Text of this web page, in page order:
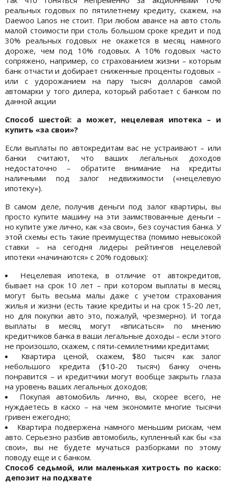
реальных годовых по пятилетнему кредиту, скажем, на
Daewoo Lanos не стоит. При любом авансе на авто столь
малой стоимости при столь большом сроке кредит и под
30% реальных годовых не окажется в месяц намного
дороже, чем под 10% годовых. А 10% годовых часто
сопряжено, например, со страхованием жизни – которым
банк отчасти и добирает сниженные проценты годовых –
или с удорожанием на пару тысяч долларов самой
автомарки у того дилера, который работает с банком по
данной акции
Способ шестой: а может, нецелевая ипотека – и
купить «за свои»?
Если выплаты по автокредитам вас не устраивают – или
банки считают, что ваших легальных доходов
недостаточно – обратите внимание на кредиты
наличными под залог недвижимости («нецелевую
ипотеку»).
В самом деле, получив деньги под залог квартиры, вы
просто купите машину на эти заимствованные деньги –
но купите уже лично, как «за свои», без соучастия банка. У
этой схемы есть такие преимущества (помимо невысокой
ставки – на сегодня лидеры рейтингов нецелевой
ипотеки «начинаются» с 20% годовых):
Нецелевая ипотека, в отличие от автокредитов,
бывает на срок 10 лет – при котором выплаты в месяц
могут быть весьма малы даже с учетом страхования
жилья и жизни (есть такие кредиты и на срок 15-20 лет,
но для покупки авто это, пожалуй, чрезмерно). И тогда
выплаты в месяц могут «вписаться» по мнению
кредитчиков банка в ваши легальные доходы – если этого
не произошло, скажем, с пяти-семилетними кредитами;
Квартира ценой, скажем, $80 тысяч как залог
небольшого кредита ($10-20 тысяч) банку очень
понравится – и кредитчики могут вообще закрыть глаза
на уровень ваших легальных доходов;
Покупая автомобиль лично, вы, скорее всего, не
нуждаетесь в каско – на чем экономите многие тысячи
гривен ежегодно;
Квартира подвержена намного меньшим рискам, чем
авто. Серьезно разбив автомобиль, купленный как бы «за
свои», вы не будете мучаться разборками по этому
поводу еще и с банком.
Способ седьмой, или маленькая хитрость по каско:
депозит на подхвате